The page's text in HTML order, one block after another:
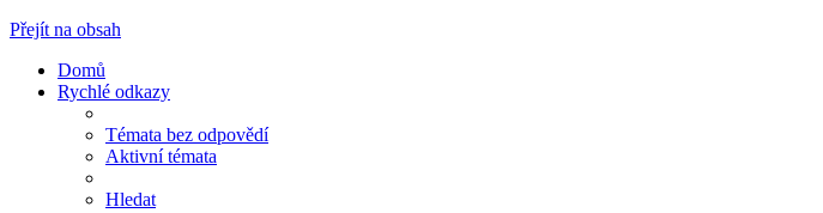
Přejít na obsah
Domů
Rychlé odkazy
Témata bez odpovědí
Aktivní témata
Hledat